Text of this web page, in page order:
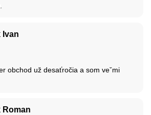
Ivan
obchod už desaťročia a som veˇmi
Roman